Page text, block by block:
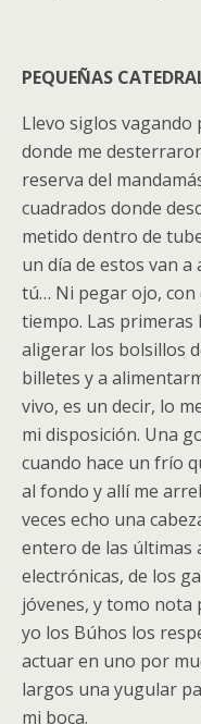
PEQUEÑAS
Llevo siglos vagando
donde me
reserva del
cuadrados donde
metido dentro de
un día de estos van
tú… Ni pegar ojo, con
tiempo. Las primeras
aligerar los bolsillos
billetes y a
vivo, es un decir, lo
mi disposición. Una
cuando hace un frío
al fondo y allí me
veces echo una
entero de las últimas
electrónicas, de los
jóvenes, y tomo nota
yo los Búhos los
actuar en uno por
largos una yugular
mi boca.